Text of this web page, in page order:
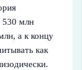
530 млн
а к концу
как